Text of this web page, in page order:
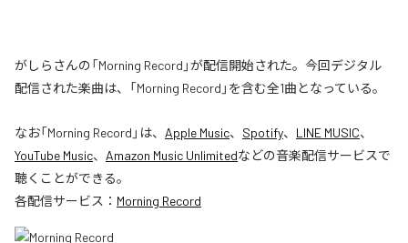
がしらさんの「Morning Record」が配信開始された。今回デジタル
配信された楽曲は、「Morning Record」を含む全1曲となっている。
なお「Morning Record 」は、 Apple Music、 Spotify、 LINE MUSIC、
YouTube Music、 Amazon Music Unlimitedなどの音楽配信サービスで
聴くことができる。
各配信サービス： Morning Record